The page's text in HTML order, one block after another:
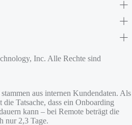
Inc. Alle Rechte sind
aus internen Kundendaten. Als
Tatsache, dass ein Onboarding
kann – bei Remote beträgt die
nur 2,3 Tage.